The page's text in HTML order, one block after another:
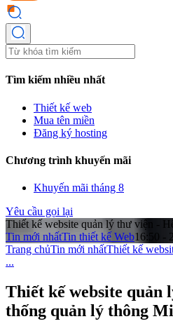
Tìm kiếm nhiều nhất
Thiết kế web
Mua tên miền
Đăng ký hosting
Chương trình khuyến mãi
Khuyến mãi tháng 8
Yêu cầu gọi lại
Thiết kế website quản lý thư viện -
Tin mới nhấtTin thiết kế Web16:50 -
Trang chủTin mới nhấtThiết kế
...
Thiết kế website quản
thống quản lý thông